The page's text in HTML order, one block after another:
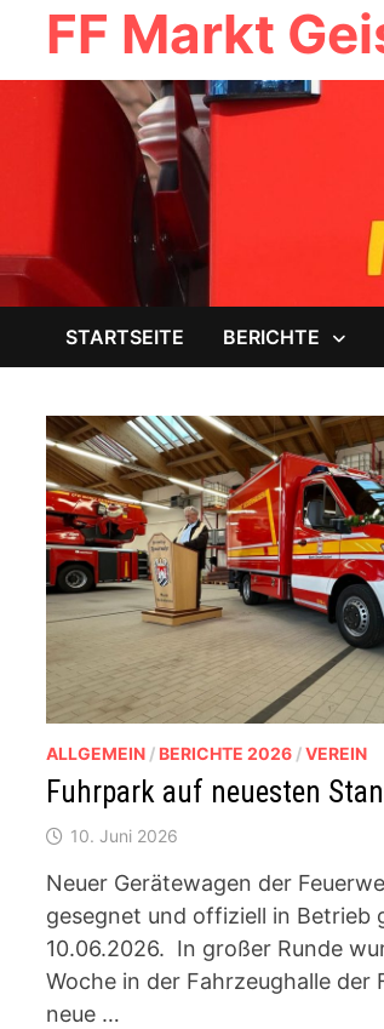
Inhalt
springen
FF Markt
STARTSEITE BERICHTE
ALLGEMEIN / BERICHTE 2026 /VEREIN
Fuhrpark auf neuesten
10. Juni 2026
Neuer Gerätewagen der
gesegnet und offiziell in Betrieb
10.06.2026. In großer Runde
Woche in der Fahrzeughalle der
neue …